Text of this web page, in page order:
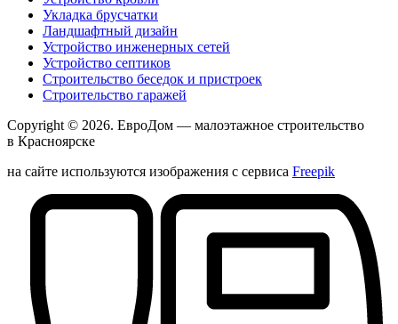
Укладка брусчатки
Ландшафтный дизайн
Устройство инженерных сетей
Устройство септиков
Строительство беседок и пристроек
Строительство гаражей
Copyright © 2026. ЕвроДом — малоэтажное строительство
в Красноярске
на сайте используются изображения с сервиса Freepik